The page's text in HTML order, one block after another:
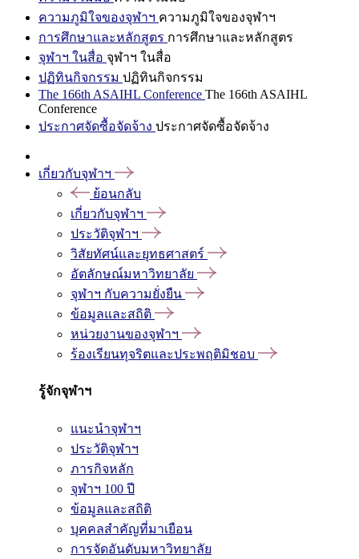
ความภูมิใจของจุฬาฯ ความภูมิใจของจุฬาฯ
การศึกษาและหลักสูตร การศึกษาและหลักสูตร
จุฬาฯ ในสื่อ จุฬาฯ ในสื่อ
ปฏิทินกิจกรรม ปฏิทินกิจกรรม
The 166th ASAIHL Conference The 166th ASAIHL
Conference
ประกาศจัดซื้อจัดจ้าง ประกาศจัดซื้อจัดจ้าง
เกี่ยวกับจุฬาฯ
ย้อนกลับ
เกี่ยวกับจุฬาฯ
ประวัติจุฬาฯ
วิสัยทัศน์และยุทธศาสตร์
อัตลักษณ์มหาวิทยาลัย
จุฬาฯ กับความยั่งยืน
ข้อมูลและสถิติ
หน่วยงานของจุฬาฯ
ร้องเรียนทุจริตและประพฤติมิชอบ
รู้จักจุฬาฯ
แนะนำจุฬาฯ
ประวัติจุฬาฯ
ภารกิจหลัก
จุฬาฯ 100 ปี
ข้อมูลและสถิติ
บุคคลสำคัญที่มาเยือน
การจัดอันดับมหาวิทยาลัย